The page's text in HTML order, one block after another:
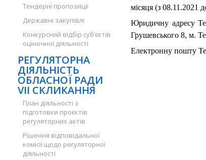
Тендерні пропозиції
Державні закупівлі
Конкурсний відбір суб’єктів
оціночної діяльності
РЕГУЛЯТОРНА
ДІЯЛЬНІСТЬ
ОБЛАСНОЇ РАДИ
VII СКЛИКАННЯ
План діяльності з
підготовки проєктів
регуляторних актів
Рішення відповідальної
комісії щодо регуляторної
діяльності
місяця (з 08.11.2021
Юридичну адресу
Грушевського 8, м.
Електронну пошту